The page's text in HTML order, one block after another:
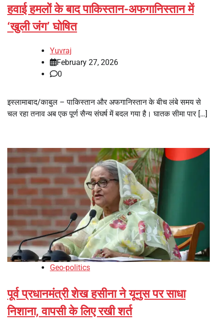
हवाई हमलों के बाद पाकिस्तान-अफगानिस्तान में
‘खुली जंग’ घोषित
Yuvraj
February 27, 2026
0
इस्लामाबाद/काबुल – पाकिस्तान और अफगानिस्तान के बीच लंबे समय से
चल रहा तनाव अब एक पूर्ण सैन्य संघर्ष में बदल गया है। घातक सीमा पार […]
Geo-politics
पूर्व प्रधानमंत्री शेख हसीना ने यूनुस पर साधा
निशाना, वापसी के लिए रखी शर्त